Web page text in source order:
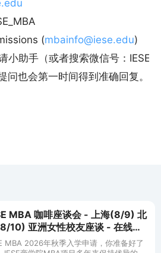
(mbainfo@iese.edu)
小助手（或者搜索微信号：
问也会第一时间得到准确回复。
MBA 咖啡座谈会 - 上海(8/9) 北
10) 亚洲女性校友座谈 - 在线
MBA 2026年秋季入学申请，你准备好了